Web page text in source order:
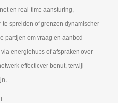
en real-time aansturing,
spreiden of grenzen dynamischer
partijen om vraag en aanbod
energiehubs of afspraken over
effectiever benut, terwijl